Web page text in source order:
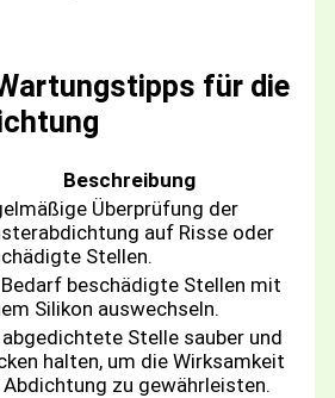
für die
Beschreibung
Überprüfung der
auf Risse oder
Stellen.
Bedarf beschädigte Stellen mit
Silikon auswechseln.
abgedichtete Stelle sauber und
halten, um die Wirksamkeit
Abdichtung zu gewährleisten.